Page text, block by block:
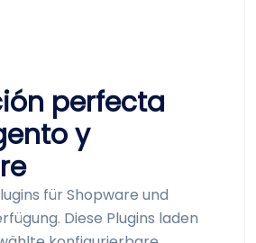
perfecta
y
für Shopware und
Diese Plugins laden